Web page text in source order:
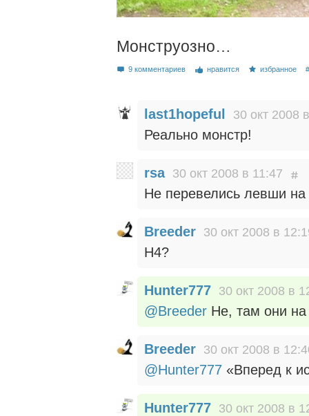
Монструозно…
9 комментариев нравится избранное
last1hopeful 30 окт 2008
Реально монстр!
rsa 30 окт 2008 в 11:47
Не перевелись левши на
Breeder 30 окт 2008 в
H4?
Hunter777 30 окт 2008 в
@Breeder Не, там они
Breeder 30 окт 2008 в
@Hunter777 «Вперед к
Hunter777 30 окт 2008 в